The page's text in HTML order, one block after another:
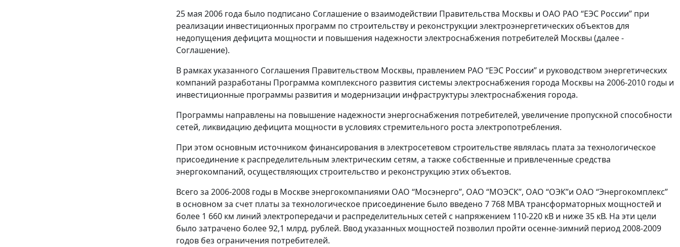
25 мая 2006 года было подписано Соглашение о взаимодействии Правительства Москвы и ОАО РАО “ЕЭС России” при
реализации инвестиционных программ по строительству и реконструкции электроэнергетических объектов для
недопущения дефицита мощности и повышения надежности электроснабжения потребителей Москвы (далее -
Соглашение).
В рамках указанного Соглашения Правительством Москвы, правлением РАО “ЕЭС России” и руководством энергетических
компаний разработаны Программа комплексного развития системы электроснабжения города Москвы на 2006-2010 годы и
инвестиционные программы развития и модернизации инфраструктуры электроснабжения города.
Программы направлены на повышение надежности энергоснабжения потребителей, увеличение пропускной способности
сетей, ликвидацию дефицита мощности в условиях стремительного роста электропотребления.
При этом основным источником финансирования в электросетевом строительстве являлась плата за технологическое
присоединение к распределительным электрическим сетям, а также собственные и привлеченные средства
энергокомпаний, осуществляющих строительство и реконструкцию этих объектов.
Всего за 2006-2008 годы в Москве энергокомпаниями ОАО “Мосэнерго”, ОАО “МОЭСК”, ОАО “ОЭК”и ОАО “Энергокомплекс”
в основном за счет платы за технологическое присоединение было введено 7 768 МВА трансформаторных мощностей и
более 1 660 км линий электропередачи и распределительных сетей с напряжением 110-220 кВ и ниже 35 кВ. На эти цели
было затрачено более 92,1 млрд. рублей. Ввод указанных мощностей позволил пройти осенне-зимний период 2008-2009
годов без ограничения потребителей.